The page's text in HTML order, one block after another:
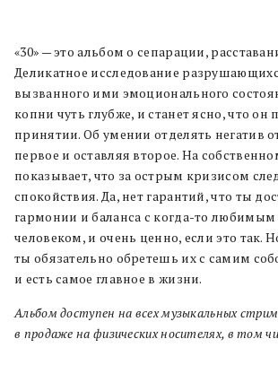
«30» — это альбом о сепарации,
Деликатное исследование
вызванного ими эмоционального
копни чуть глубже, и станет ясно, что он
принятии. Об умении отделять негатив
первое и оставляя второе. На
показывает, что за острым кризисом
спокойствия. Да, нет гарантий, что ты
гармонии и баланса с когда-то любимым
человеком, и очень ценно, если это так.
ты обязательно обретешь их с самим
и есть самое главное в жизни.
Альбом доступен на всех музыкальных
в продаже на физических носителях, в том